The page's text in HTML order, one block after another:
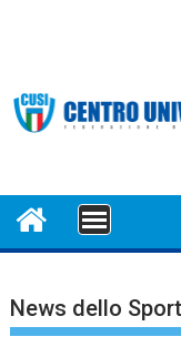
MENU
News dello